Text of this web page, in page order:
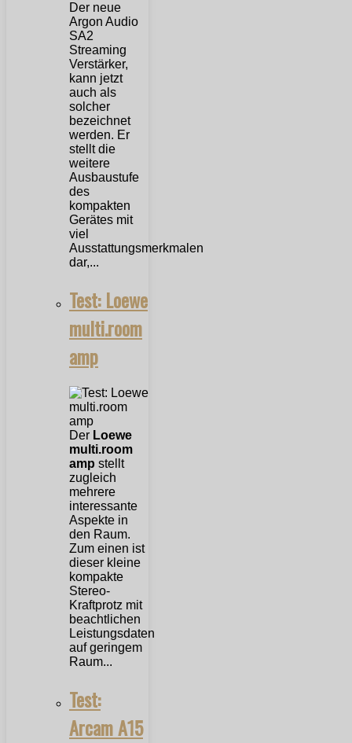
Der neue
Argon Audio
SA2
Streaming
Verstärker,
kann jetzt
auch als
solcher
bezeichnet
werden. Er
stellt die
weitere
Ausbaustufe
des
kompakten
Gerätes mit
viel
Ausstattungsmerkmalen
dar,...
Test: Loewe
multi.room
amp
Der Loewe
multi.room
amp stellt
zugleich
mehrere
interessante
Aspekte in
den Raum.
Zum einen ist
dieser kleine
kompakte
Stereo-
Kraftprotz mit
beachtlichen
Leistungsdaten
auf geringem
Raum...
Test:
Arcam A15